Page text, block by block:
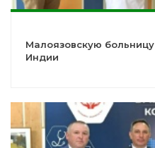
Малоязовскую
Индии